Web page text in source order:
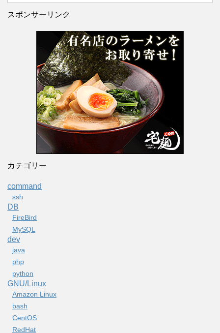
スポンサーリンク
カテゴリー
command
ssh
DB
FireBird
MySQL
dev
java
php
python
GNU/Linux
Amazon Linux
bash
CentOS
RedHat